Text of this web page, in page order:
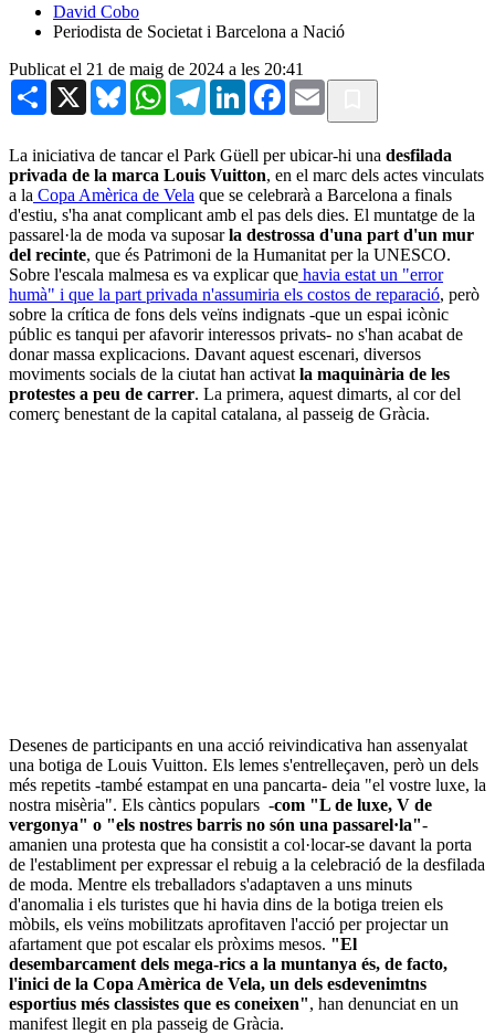
David Cobo
Periodista de Societat i Barcelona a Nació
Publicat el 21 de maig de 2024 a les 20:41
Share X BlueskyWhatsAppTelegramLinkedInFacebook
Email
La iniciativa de tancar el Park Güell per ubicar-hi una desfilada
privada de la marca Louis Vuitton, en el marc dels actes vinculats
a la Copa Amèrica de Vela que se celebrarà a Barcelona a finals
d'estiu, s'ha anat complicant amb el pas dels dies. El muntatge de la
passarel·la de moda va suposarla destrossa d'una part d'un mur
del recinte, que és Patrimoni de la Humanitat per la UNESCO.
Sobre l'escala malmesa es va explicar que havia estat un "error
humà" i que la part privada n'assumiria els costos de reparació, però
sobre la crítica de fons dels veïns indignats -que un espai icònic
públic es tanqui per afavorir interessos privats- no s'han acabat de
donar massa explicacions. Davant aquest escenari, diversos
moviments socials de la ciutat han activat la maquinària de les
protestes a peu de carrer. La primera, aquest dimarts, al cor del
comerç benestant de la capital catalana, al passeig de Gràcia.
Desenes de participants en una acció reivindicativa han assenyalat
una botiga de Louis Vuitton. Els lemes s'entrelleçaven, però un dels
més repetits -també estampat en una pancarta- deia "el vostre luxe, la
nostra misèria". Els càntics populars -com "L de luxe, V de
vergonya" o "els nostres barris no són una passarel·la"-
amanien una protesta que ha consistit a col·locar-se davant la porta
de l'establiment per expressar el rebuig a la celebració de la desfilada
de moda. Mentre els treballadors s'adaptaven a uns minuts
d'anomalia i els turistes que hi havia dins de la botiga treien els
mòbils, els veïns mobilitzats aprofitaven l'acció per projectar un
afartament que pot escalar els pròxims mesos. "El
desembarcament dels mega-rics a la muntanya és, de facto,
l'inici de la Copa Amèrica de Vela, un dels esdevenimtns
esportius més classistes que es coneixen", han denunciat en un
manifest llegit en pla passeig de Gràcia.